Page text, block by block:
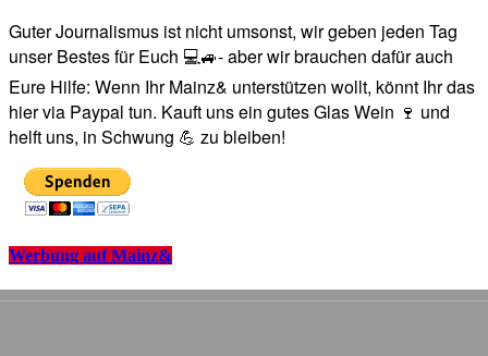
Guter Journalismus ist nicht umsonst, wir geben jeden Tag
unser Bestes für Euch 💻🚙- aber wir brauchen dafür auch
Eure Hilfe: Wenn Ihr Mainz& unterstützen wollt, könnt Ihr das
hier via Paypal tun. Kauft uns ein gutes Glas Wein 🍷 und
helft uns, in Schwung 💪 zu bleiben!
Werbung auf Mainz&